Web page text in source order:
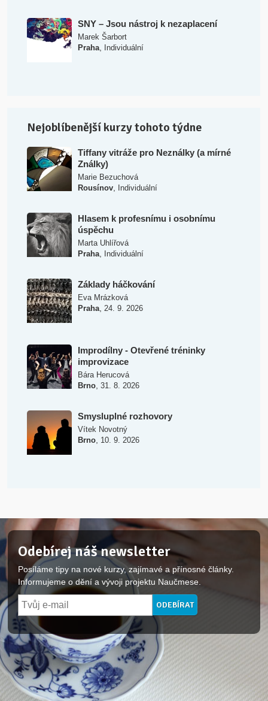
SNY – Jsou nástroj k nezaplacení
Marek Šarbort
Praha, Individuální
Nejoblíbenější kurzy tohoto týdne
Tiffany vitráže pro Neználky (a mírné
Ználky)
Marie Bezuchová
Rousínov, Individuální
Hlasem k profesnímu i osobnímu
úspěchu
Marta Uhlířová
Praha, Individuální
Základy háčkování
Eva Mrázková
Praha, 24. 9. 2026
Improdílny - Otevřené tréninky
improvizace
Bára Herucová
Brno, 31. 8. 2026
Smysluplné rozhovory
Vítek Novotný
Brno, 10. 9. 2026
Odebírej náš newsletter
Posíláme tipy na nové kurzy, zajímavé a přínosné články.
Informujeme o dění a vývoji projektu Naučmese.